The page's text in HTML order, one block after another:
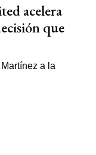
acelera
que